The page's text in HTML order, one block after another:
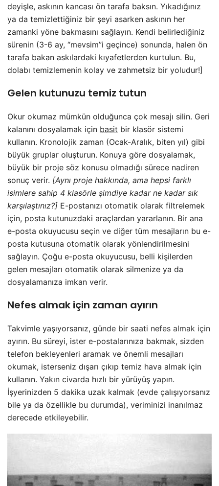
deyişle, askının kancası ön tarafa baksın. Yıkadığınız
ya da temizlettiğiniz bir şeyi asarken askının her
zamanki yöne bakmasını sağlayın. Kendi belirlediğiniz
sürenin (3-6 ay, “mevsim”i geçince) sonunda, halen ön
tarafa bakan askılardaki kıyafetlerden kurtulun. Bu,
dolabı temizlemenin kolay ve zahmetsiz bir yoludur!]
Gelen kutunuzu temiz tutun
Okur okumaz mümkün olduğunca çok mesajı silin. Geri
kalanını dosyalamak için basit bir klasör sistemi
kullanın. Kronolojik zaman (Ocak-Aralık, biten yıl) gibi
büyük gruplar oluşturun. Konuya göre dosyalamak,
büyük bir proje söz konusu olmadığı sürece nadiren
sonuç verir. [Aynı proje hakkında, ama hepsi farklı
isimlere sahip 4 klasörle şimdiye kadar ne kadar sık
karşılaştınız?] E-postanızı otomatik olarak filtrelemek
için, posta kutunuzdaki araçlardan yararlanın. Bir ana
e-posta okuyucusu seçin ve diğer tüm mesajların bu e-
posta kutusuna otomatik olarak yönlendirilmesini
sağlayın. Çoğu e-posta okuyucusu, belli kişilerden
gelen mesajları otomatik olarak silmenize ya da
dosyalamanıza imkan verir.
Nefes almak için zaman ayırın
Takvimle yaşıyorsanız, günde bir saati nefes almak için
ayırın. Bu süreyi, ister e-postalarınıza bakmak, sizden
telefon bekleyenleri aramak ve önemli mesajları
okumak, isterseniz dışarı çıkıp temiz hava almak için
kullanın. Yakın civarda hızlı bir yürüyüş yapın.
İşyerinizden 5 dakika uzak kalmak (evde çalışıyorsanız
bile ya da özellikle bu durumda), veriminizi inanılmaz
derecede etkileyebilir.